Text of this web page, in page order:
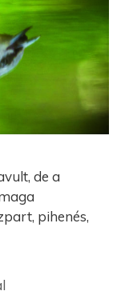
de a
pihenés,